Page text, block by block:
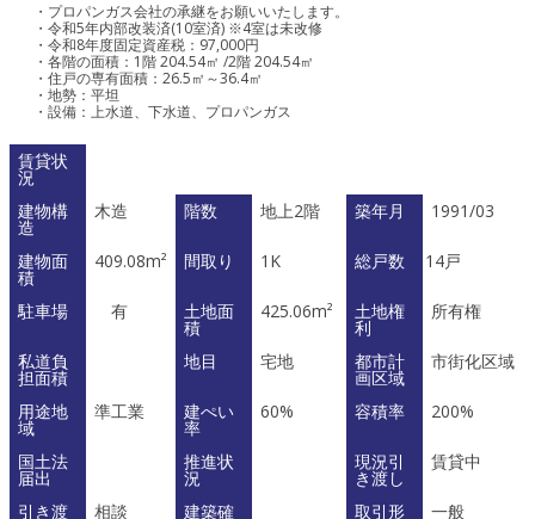
・プロパンガス会社の承継をお願いいたします。
・令和5年内部改装済(10室済) ※4室は未改修
・令和8年度固定資産税：97,000円
・各階の面積：1階 204.54㎡ /2階 204.54㎡
・住戸の専有面積：26.5㎡～36.4㎡
・地勢：平坦
・設備：上水道、下水道、プロパンガス
賃貸状
況
建物構
造
木造 階数 地上2階 築年月 1991/03
建物面
積
409.08m² 間取り 1K 総戸数 14戸
駐車場 有 土地面
積
425.06m² 土地権
利
所有権
私道負
担面積
地目 宅地 都市計
画区域
市街化区域
用途地
域
準工業 建ぺい
率
60% 容積率 200%
国土法
届出
推進状
況
現況引
き渡し
賃貸中
引き渡 相談 建築確 取引形 一般